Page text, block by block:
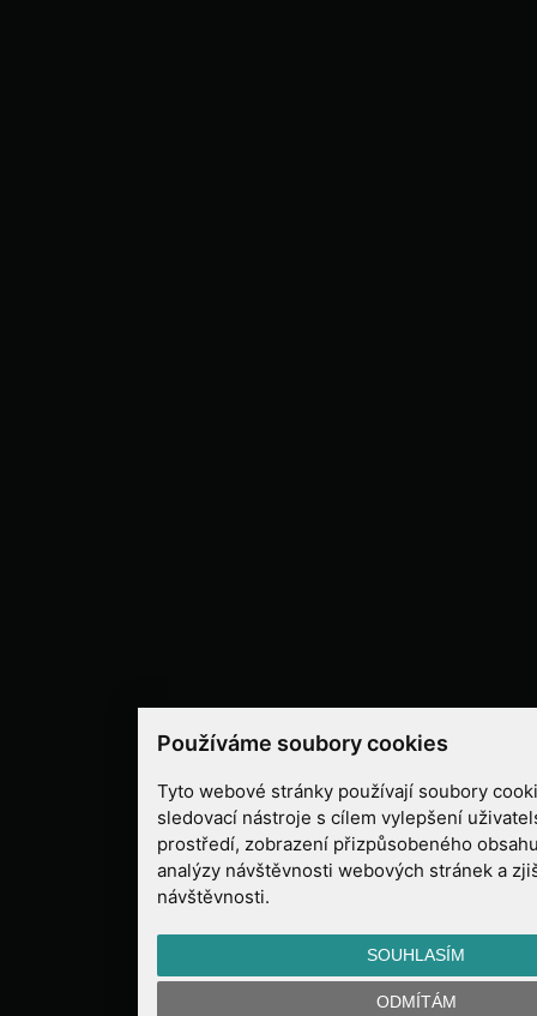
Používáme soubory cookies
Tyto webové stránky používají soubory
sledovací nástroje s cílem vylepšení
prostředí, zobrazení přizpůsobeného
analýzy návštěvnosti webových stránek a
návštěvnosti.
SOUHLASÍM
ODMÍTÁM